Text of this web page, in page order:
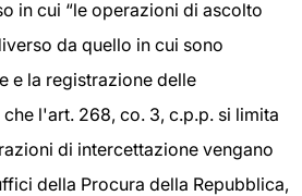
in cui “le operazioni di ascolto
da quello in cui sono
e la registrazione delle
l'art. 268, co. 3, c.p.p. si limita
di intercettazione vengano
della Procura della Repubblica,